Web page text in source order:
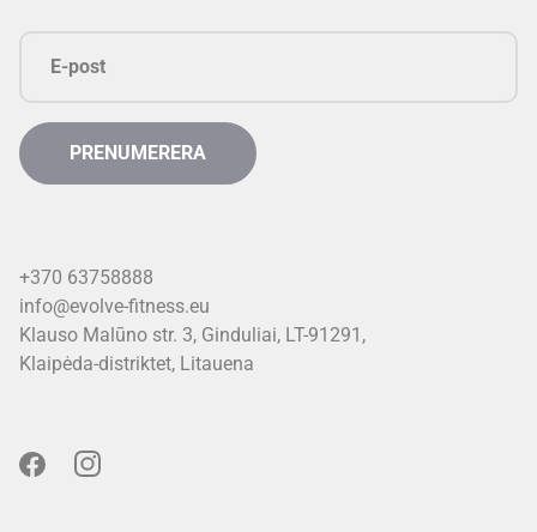
+370 63758888
info@evolve-fitness.eu
Klauso Malūno str. 3, Ginduliai, LT-91291,
Klaipėda-distriktet, Litauena